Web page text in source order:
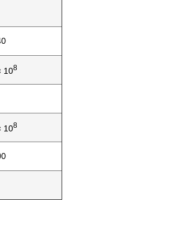
108
108